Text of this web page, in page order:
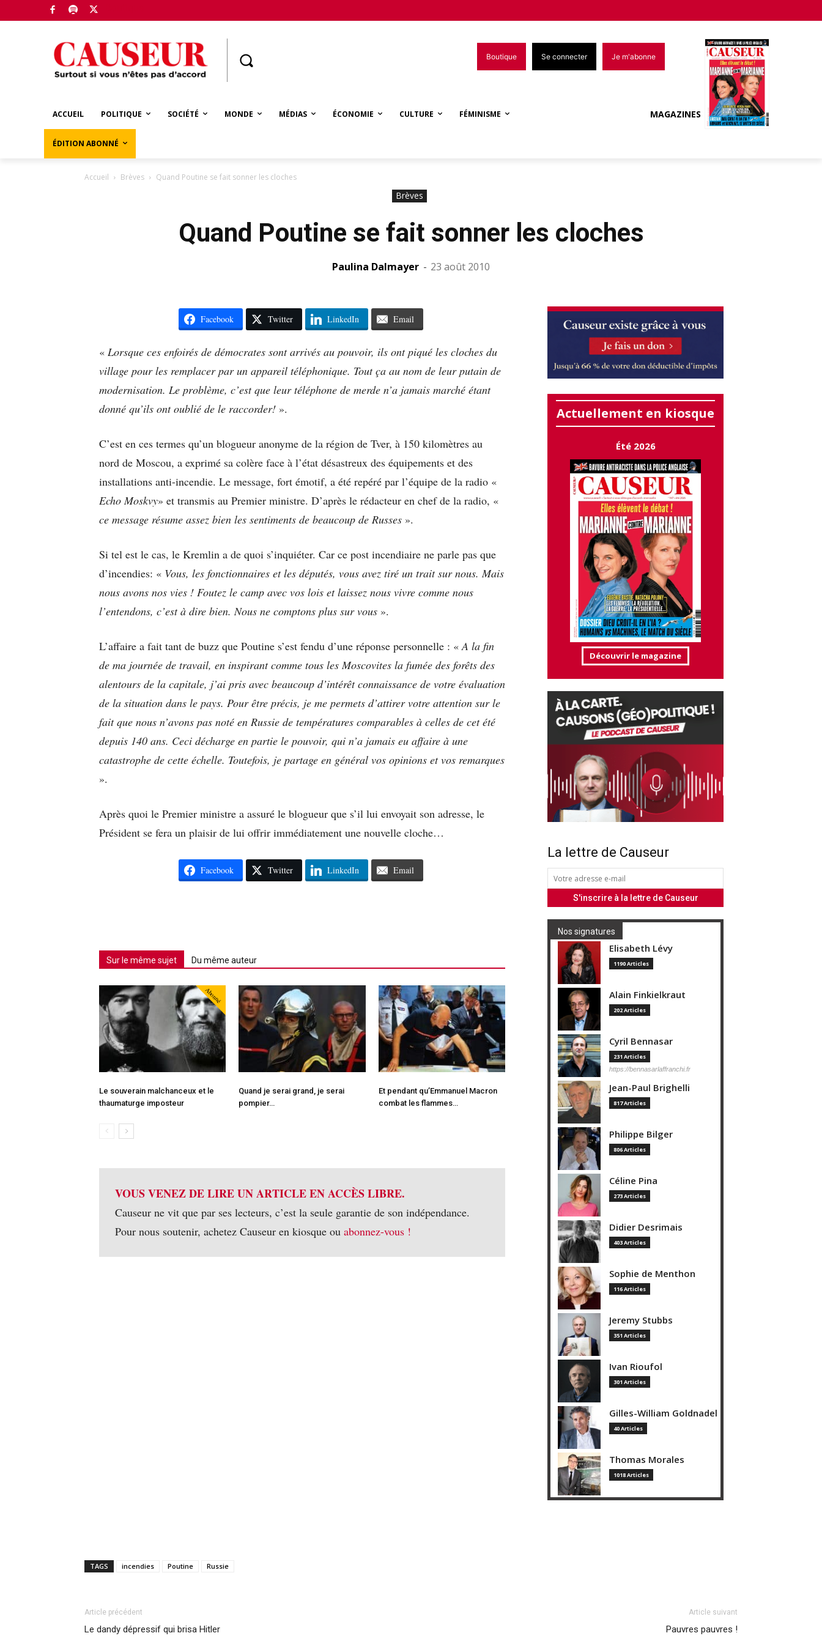
Boutique Se connecter Je m'abonne
ACCUEIL POLITIQUE SOCIÉTÉ MONDE MÉDIAS ÉCONOMIE CULTURE FÉMINISME
ÉDITION ABONNÉ
MAGAZINES
Accueil Brèves Quand Poutine se fait sonner les cloches
Brèves
Quand Poutine se fait sonner les cloches
Paulina Dalmayer - 23 août 2010
Facebook Twitter LinkedIn Email
« Lorsque ces enfoirés de démocrates sont arrivés au pouvoir, ils ont piqué les cloches du
village pour les remplacer par un appareil téléphonique. Tout ça au nom de leur putain de
modernisation. Le problème, c’est que leur téléphone de merde n’a jamais marché étant
donné qu’ils ont oublié de le raccorder! ».
C’est en ces termes qu’un blogueur anonyme de la région de Tver, à 150 kilomètres au
nord de Moscou, a exprimé sa colère face à l’état désastreux des équipements et des
installations anti-incendie. Le message, fort émotif, a été repéré par l’équipe de la radio «
Echo Moskvy» et transmis au Premier ministre. D’après le rédacteur en chef de la radio, «
ce message résume assez bien les sentiments de beaucoup de Russes ».
Si tel est le cas, le Kremlin a de quoi s’inquiéter. Car ce post incendiaire ne parle pas que
d’incendies: « Vous, les fonctionnaires et les députés, vous avez tiré un trait sur nous. Mais
nous avons nos vies ! Foutez le camp avec vos lois et laissez nous vivre comme nous
l’entendons, c’est à dire bien. Nous ne comptons plus sur vous ».
L’affaire a fait tant de buzz que Poutine s’est fendu d’une réponse personnelle : « A la fin
de ma journée de travail, en inspirant comme tous les Moscovites la fumée des forêts des
alentours de la capitale, j’ai pris avec beaucoup d’intérêt connaissance de votre évaluation
de la situation dans le pays. Pour être précis, je me permets d’attirer votre attention sur le
fait que nous n’avons pas noté en Russie de températures comparables à celles de cet été
depuis 140 ans. Ceci décharge en partie le pouvoir, qui n’a jamais eu affaire à une
catastrophe de cette échelle. Toutefois, je partage en général vos opinions et vos remarques
».
Après quoi le Premier ministre a assuré le blogueur que s’il lui envoyait son adresse, le
Président se fera un plaisir de lui offrir immédiatement une nouvelle cloche…
Facebook Twitter LinkedIn Email
Sur le même sujet Du même auteur
Abonné
Le souverain malchanceux et le
thaumaturge imposteur
Quand je serai grand, je serai
pompier…
Et pendant qu’Emmanuel Macron
combat les flammes…
VOUS VENEZ DE LIRE UN ARTICLE EN ACCÈS LIBRE.
Causeur ne vit que par ses lecteurs, c’est la seule garantie de son indépendance.
Pour nous soutenir, achetez Causeur en kiosque ou abonnez-vous !
Actuellement en kiosque
Été 2026
Découvrir le magazine
La lettre de Causeur
Nos signatures
Elisabeth Lévy
1190 Articles
Alain Finkielkraut
202 Articles
Cyril Bennasar
231 Articles
https://bennasarlaffranchi.fr
Jean-Paul Brighelli
817 Articles
Philippe Bilger
806 Articles
Céline Pina
273 Articles
Didier Desrimais
403 Articles
Sophie de Menthon
116 Articles
Jeremy Stubbs
351 Articles
Ivan Rioufol
301 Articles
Gilles-William Goldnadel
40 Articles
Thomas Morales
1018 Articles
TAGS incendies Poutine Russie
Article précédent
Le dandy dépressif qui brisa Hitler
Article suivant
Pauvres pauvres !